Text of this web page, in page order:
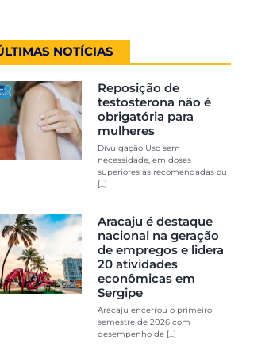
NOTÍCIAS
Reposição de
testosterona não é
obrigatória para
mulheres
Divulgação Uso sem
necessidade, em doses
superiores às recomendadas ou
[...]
Aracaju é destaque
nacional na geração
de empregos e lidera
20 atividades
econômicas em
Sergipe
Aracaju encerrou o primeiro
semestre de 2026 com
desempenho de [...]